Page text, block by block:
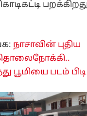
நாசாவின் புதிய
பூமியை படம்